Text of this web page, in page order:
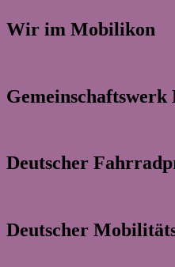
Wir im Mobilikon
Deutscher
Deutscher